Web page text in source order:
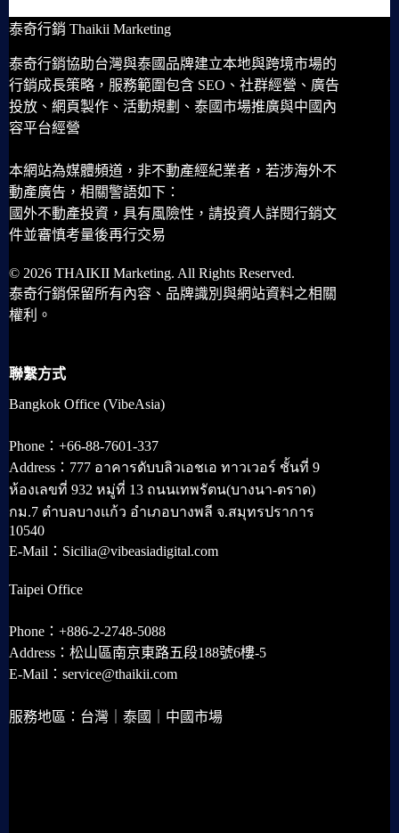
泰奇行銷 Thaikii Marketing
泰奇行銷協助台灣與泰國品牌建立本地與跨境市場的
行銷成長策略，服務範圍包含 SEO、社群經營、廣告
投放、網頁製作、活動規劃、泰國市場推廣與中國內
容平台經營
本網站為媒體頻道，非不動產經紀業者，若涉海外不
動產廣告，相關警語如下：
國外不動產投資，具有風險性，請投資人詳閱行銷文
件並審慎考量後再行交易
© 2026 THAIKII Marketing. All Rights Reserved.
泰奇行銷保留所有內容、品牌識別與網站資料之相關
權利。
聯繫方式
Bangkok Office (VibeAsia)
Phone：+66-88-7601-337
Address：777 อาคารดับบลิวเอชเอ ทาวเวอร์ ชั้นที่ 9
ห้องเลขที่ 932 หมู่ที่ 13 ถนนเทพรัตน(บางนา-ตราด)
กม.7 ตำบลบางแก้ว อำเภอบางพลี จ.สมุทรปราการ
10540
E-Mail：Sicilia@vibeasiadigital.com
Taipei Office
Phone：+886-2-2748-5088
Address：松山區南京東路五段188號6樓-5
E-Mail：service@thaikii.com
服務地區：台灣｜泰國｜中國市場